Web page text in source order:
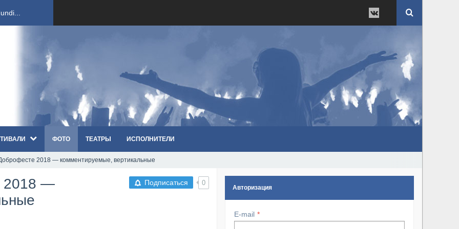
ко...
«Th...
«...
ФОТО ТЕАТРЫ ИСПОЛНИТЕЛИ
2018 — комментируемые, вертикальные
Подписаться 0
2018 —
Авторизация
E-mail